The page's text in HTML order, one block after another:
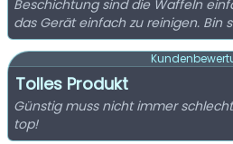
Beschichtung sind die Waffeln
das Gerät einfach zu reinigen. Bin
Tolles Produkt
Günstig muss nicht immer
top!